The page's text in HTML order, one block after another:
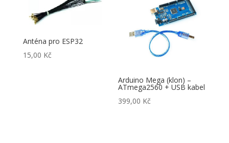
Anténa pro ESP32
15,00 Kč
Arduino Mega (klon) –
ATmega2560 + USB kabel
399,00 Kč